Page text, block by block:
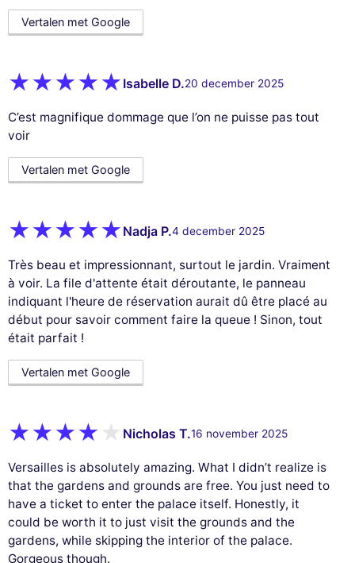
Vertalen met Google
Isabelle D.20 december 2025
C’est magnifique dommage que l’on ne puisse pas tout
voir
Vertalen met Google
Nadja P.4 december 2025
Très beau et impressionnant, surtout le jardin. Vraiment
à voir. La file d'attente était déroutante, le panneau
indiquant l'heure de réservation aurait dû être placé au
début pour savoir comment faire la queue ! Sinon, tout
était parfait !
Vertalen met Google
Nicholas T.16 november 2025
Versailles is absolutely amazing. What I didn’t realize is
that the gardens and grounds are free. You just need to
have a ticket to enter the palace itself. Honestly, it
could be worth it to just visit the grounds and the
gardens, while skipping the interior of the palace.
Gorgeous though.